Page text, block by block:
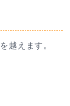
を越えます。